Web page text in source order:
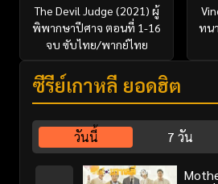
The Devil Judge (2021) ผู้
พิพากษาปีศาจ ตอนที่ 1-16
จบ ซับไทย/พากย์ไทย
ทน
ซีรี่ย์เกาหลี ยอดฮิต
วันนี้ 7 วัน